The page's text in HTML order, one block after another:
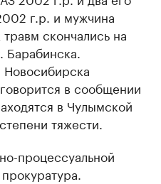
г.р. и мужчина
скончались на
в сообщении
в Чулымской
тяжести.
процессуальной